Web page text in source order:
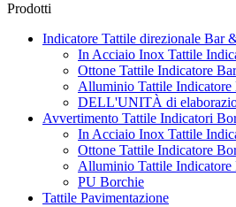
Prodotti
Indicatore Tattile direzionale Bar
In Acciaio Inox Tattile
Ottone Tattile Indicatore
Alluminio Tattile Indicatore
DELL'UNITÀ di
Avvertimento Tattile Indicatori
In Acciaio Inox Tattile
Ottone Tattile Indicatore
Alluminio Tattile Indicatore
PU Borchie
Tattile Pavimentazione